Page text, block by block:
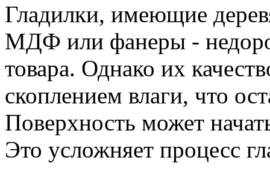
Гладилки, имеющие
МДФ или фанеры -
товара. Однако их
скоплением влаги, что
Поверхность может
Это усложняет процесс